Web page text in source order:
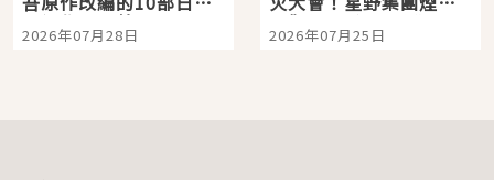
影視作品推薦
2026年07月28日 景觀飯店6選，讓你不用
人擠人悠閒欣賞
2026年07月25日